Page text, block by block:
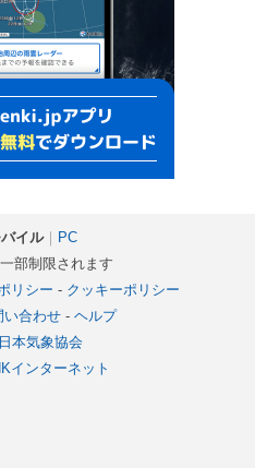
イル｜
PC
部制限されます
リシー - クッキーポリシー
い合わせ- ヘルプ
日本気象協会
インターネット